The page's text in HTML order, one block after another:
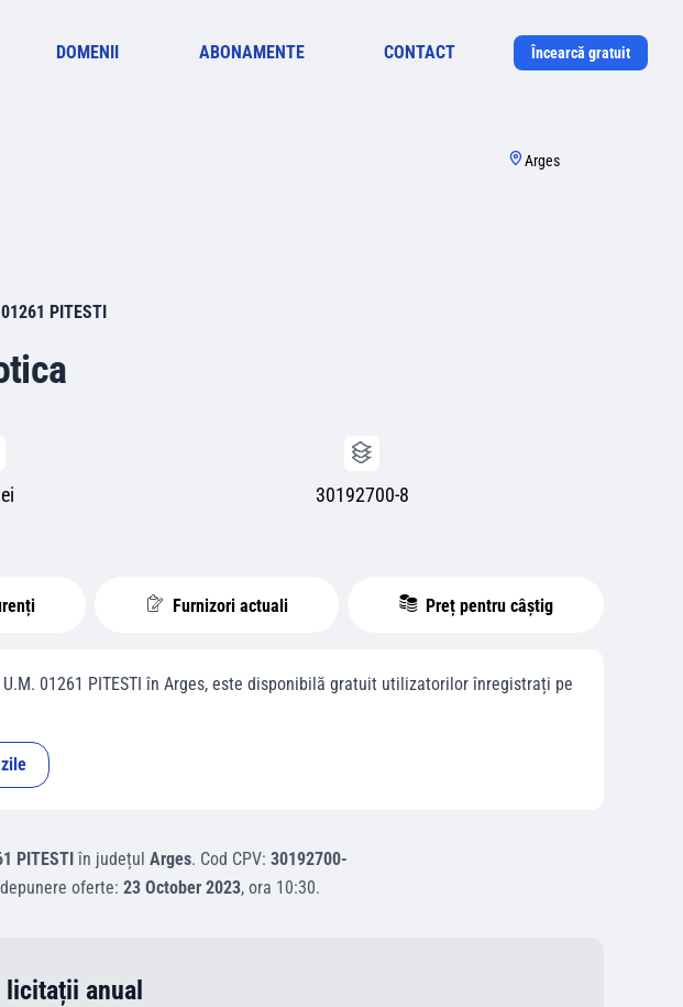
DOMENII ABONAMENTE CONTACT Încearcă gratuit
Arges
PITESTI
30192700-8
Furnizori actuali Preț pentru câștig
01261 PITESTI în Arges, este disponibilă gratuit utilizatorilor înregistrați pe
PITESTIîn județul Arges. Cod CPV: 30192700-
oferte: 23 October 2023, ora 10:30.
anual